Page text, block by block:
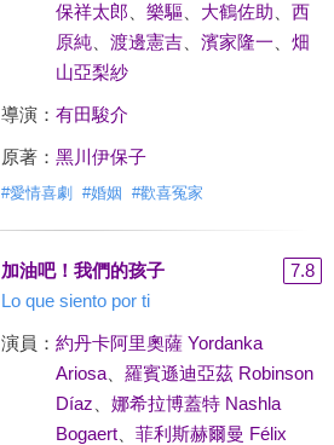
保祥太郎
樂驅、 大鶴佐助
西
原純、 渡邊憲吉、 濱家隆一
畑
山亞梨紗
導演： 有田駿介
原著： 黑川伊保子
#愛情喜劇 #婚姻 #歡喜冤家
加油吧！我們的孩子
7.8
Lo que siento por ti
演員： 約丹卡阿里奧薩 Yordanka
Ariosa、 羅賓遜迪亞茲 Robinson
Díaz
娜希拉博蓋特 Nashla
Bogaert、 菲利斯赫爾曼 Félix